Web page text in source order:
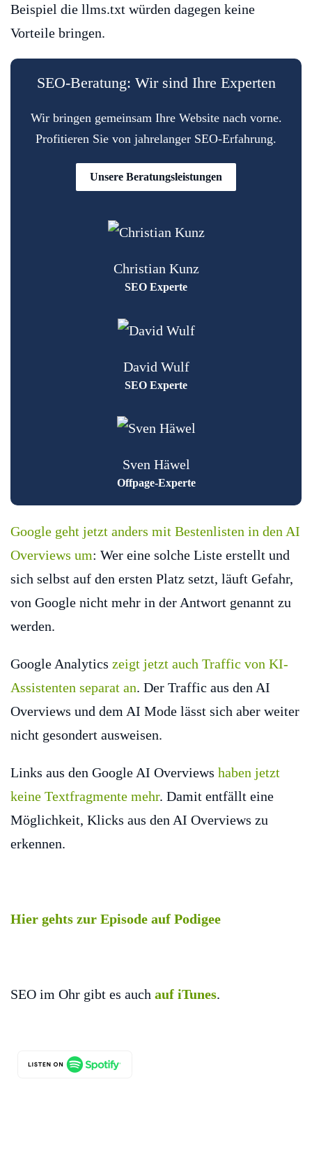
Beispiel die llms.txt würden dagegen keine
Vorteile bringen.
SEO-Beratung: Wir sind Ihre Experten
Wir bringen gemeinsam Ihre Website nach vorne.
Profitieren Sie von jahrelanger SEO-Erfahrung.
Unsere Beratungsleistungen
Christian Kunz
SEO Experte
David Wulf
SEO Experte
Sven Häwel
Offpage-Experte
Google geht jetzt anders mit Bestenlisten in den AI
Overviews um: Wer eine solche Liste erstellt und
sich selbst auf den ersten Platz setzt, läuft Gefahr,
von Google nicht mehr in der Antwort genannt zu
werden.
Google Analytics zeigt jetzt auch Traffic von KI-
Assistenten separat an. Der Traffic aus den AI
Overviews und dem AI Mode lässt sich aber weiter
nicht gesondert ausweisen.
Links aus den Google AI Overviews haben jetzt
keine Textfragmente mehr. Damit entfällt eine
Möglichkeit, Klicks aus den AI Overviews zu
erkennen.
Hier gehts zur Episode auf Podigee
SEO im Ohr gibt es auch auf iTunes.